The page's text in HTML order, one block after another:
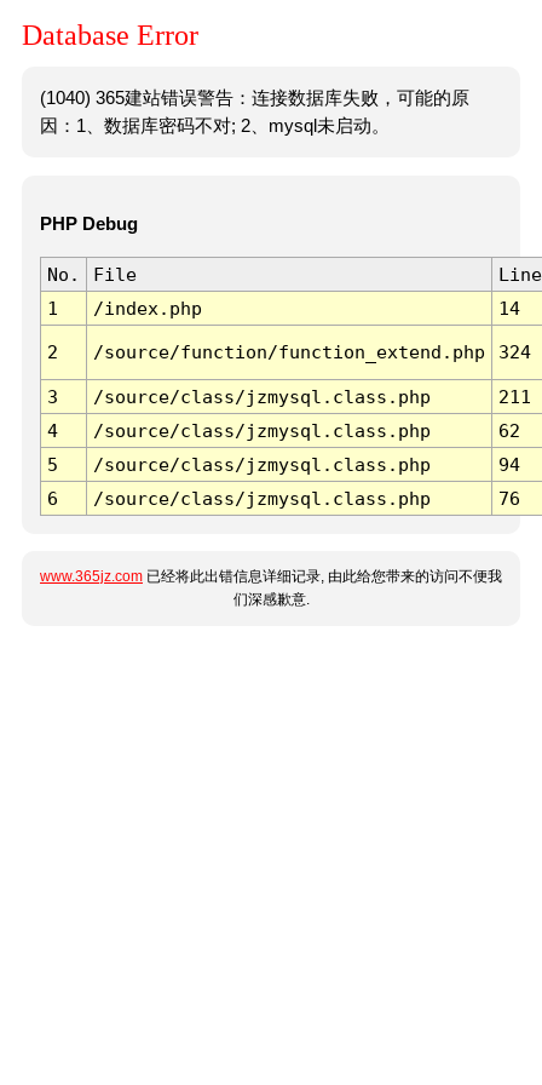
Database Error
(1040) 365建站错误警告：连接数据库失败，可能的原
因：1、数据库密码不对; 2、mysql未启动。
PHP Debug
No. File
Line
1
/index.php 14
2 /source/function/function_extend.php 324
3 /source/class/jzmysql.class.php
211
4
/source/class/jzmysql.class.php
62
5
/source/class/jzmysql.class.php
94
6
/source/class/jzmysql.class.php 76
www.365jz.com 已经将此出错信息详细记录, 由此给您带来的访问不便我
们深感歉意.